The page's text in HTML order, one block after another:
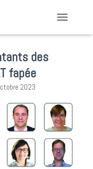
des
fapée
2023